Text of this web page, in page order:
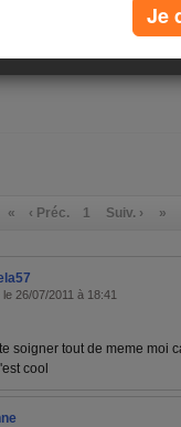
« ‹ Préc. 1 Suiv. › »
le 26/07/2011 à 18:41
soigner tout de meme moi
cool
Je